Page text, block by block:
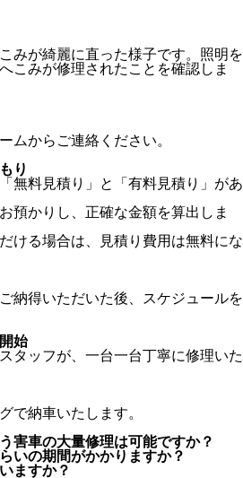
みが綺麗に直った様子です。照明を
こみが修理されたことを確認しま
ムからご連絡ください。
り
無料見積り」と「有料見積り」があ
預かりし、正確な金額を算出しま
ける場合は、見積り費用は無料にな
納得いただいた後、スケジュールを
始
タッフが、一台一台丁寧に修理いた
で納車いたします。
害車の大量修理は可能ですか？
いの期間がかかりますか？
ますか？